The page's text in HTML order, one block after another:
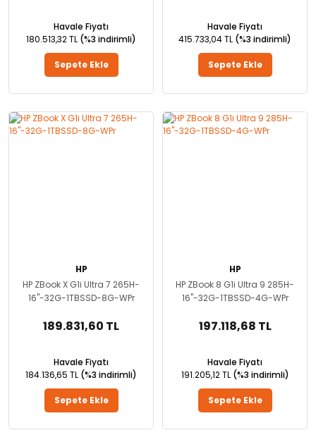
Havale Fiyatı
180.513,32 TL (%3 indirimli)
Sepete Ekle
Havale Fiyatı
415.733,04 TL (%3 indirimli)
Sepete Ekle
HP
HP ZBook X G1i Ultra 7 265H-
16''-32G-1TBSSD-8G-WPr
189.831,60 TL
Havale Fiyatı
184.136,65 TL (%3 indirimli)
Sepete Ekle
HP
HP ZBook 8 G1i Ultra 9 285H-
16''-32G-1TBSSD-4G-WPr
197.118,68 TL
Havale Fiyatı
191.205,12 TL (%3 indirimli)
Sepete Ekle